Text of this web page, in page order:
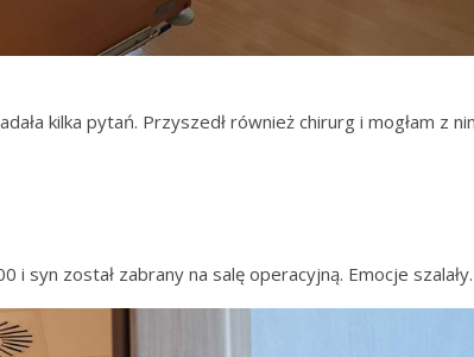
kilka pytań. Przyszedł również chirurg i mogłam z
i syn został zabrany na salę operacyjną. Emocje szalały.